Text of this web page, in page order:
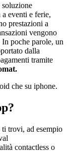
eventi e ferie,
prestazioni a
vengono
poche parole, un
dalla
tramite
che su iphone.
trovi, ad esempio
contactless o